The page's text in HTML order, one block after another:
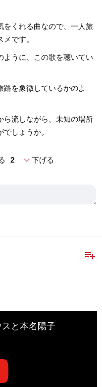
をくれる曲なので、一人旅
です。
ように、この歌を聴いてい
を象徴しているかのよ
ら流しながら、未知の場所
しょうか。
2 expand_more下げる
playlist_add
と本名陽子